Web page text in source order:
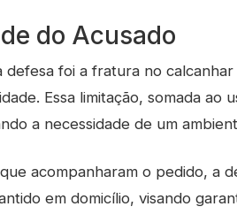
do Acusado
foi a fratura no
Essa limitação, somada
a necessidade de um
acompanharam o pedido, a
em domicílio, visando